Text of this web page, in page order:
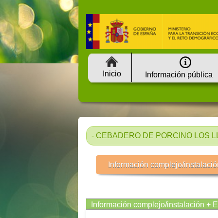
Inicio Información pública
- CEBADERO DE PORCINO LOS
Información complejo/
Información complejo/instalación +